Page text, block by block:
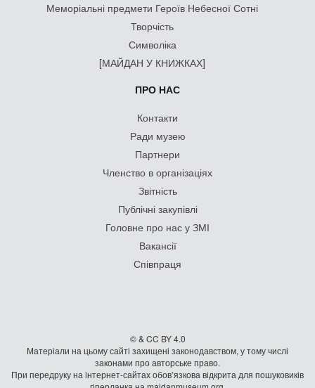
Меморіальні предмети Героїв Небесної Сотні
Творчість
Символіка
[МАЙДАН У КНИЖКАХ]
ПРО НАС
Контакти
Ради музею
Партнери
Членство в організаціях
Звітність
Публічні закупівлі
Головне про нас у ЗМІ
Вакансії
Співпраця
© & CC BY 4.0
Матеріали на цьому сайті захищені законодавством, у тому числі
законами про авторське право.
При передруку на iнтернет-сайтах обов’язкова відкрита для пошуковиків